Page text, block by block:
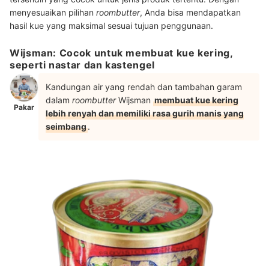
menyesuaikan pilihan roombutter, Anda bisa mendapatkan
hasil kue yang maksimal sesuai tujuan penggunaan.
Wijsman: Cocok untuk membuat kue kering,
seperti nastar dan kastengel
Pakar
Kandungan air yang rendah dan tambahan garam
dalam roombutterWijsman membuat kue kering
lebih renyah dan memiliki rasa gurih manis yang
seimbang.